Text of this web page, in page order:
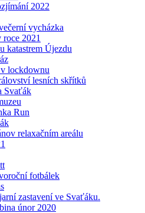
2022
vycházka
2021
katastrem Újezdu
lockdownu
lesních skřítků
Svaťák
Run
relaxačním areálu
fotbálek
zastavení ve Svaťáku.
únor 2020